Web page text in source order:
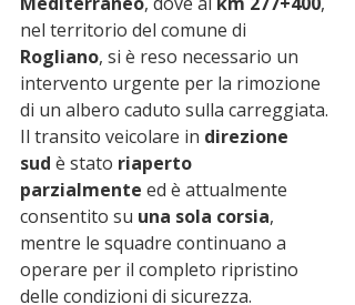
nel territorio del comune di
Rogliano, si è reso necessario un
intervento urgente per la rimozione
di un albero caduto sulla carreggiata.
Il transito veicolare in direzione
sud è stato riaperto
parzialmente ed è attualmente
consentito su una sola corsia,
mentre le squadre continuano a
operare per il completo ripristino
delle condizioni di sicurezza.